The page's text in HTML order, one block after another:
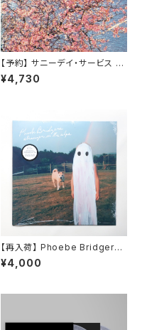
【予約】 サニーデイ・サービス /
東京 （LP）
¥4,730
【再入荷】 Phoebe Bridgers /
Stranger In The Alps
¥4,000